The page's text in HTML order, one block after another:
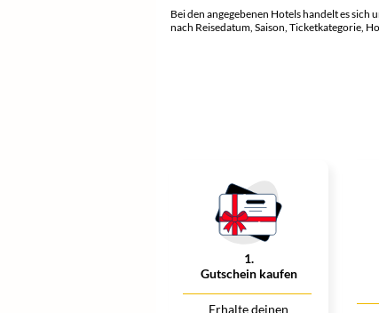
Bei den angegebenen Hotels handelt es
nach Reisedatum, Saison, Ticketkategorie,
1.
Gutschein kaufen
Erhalte deinen